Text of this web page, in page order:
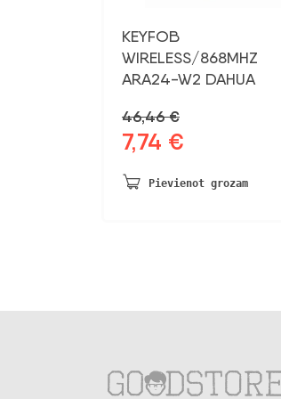
KEYFOB
WIRELESS/868MHZ
ARA24-W2 DAHUA
46,46€
Sākotnējā
bija:
7,74 €
ir:
Pievienot grozam